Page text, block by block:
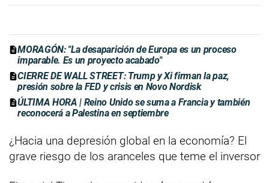
MORAGÓN: "La desaparición de Europa es un proceso
imparable. Es un proyecto acabado"
CIERRE DE WALL STREET: Trump y Xi firman la paz,
presión sobre la FED y crisis en Novo Nordisk
ÚLTIMA HORA | Reino Unido se suma a Francia y también
reconocerá a Palestina en septiembre
¿Hacia una depresión global en la economía? El
grave riesgo de los aranceles que teme el inversor